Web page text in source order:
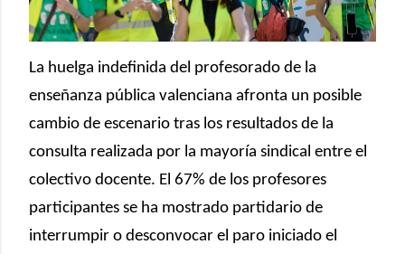
La huelga indefinida del profesorado de la
enseñanza pública valenciana afronta un posible
cambio de escenario tras los resultados de la
consulta realizada por la mayoría sindical entre el
colectivo docente. El 67% de los profesores
participantes se ha mostrado partidario de
interrumpir o desconvocar el paro iniciado el